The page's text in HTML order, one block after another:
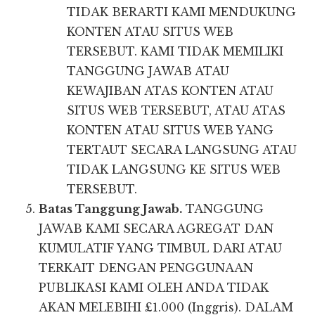
TIDAK BERARTI KAMI MENDUKUNG
KONTEN ATAU SITUS WEB
TERSEBUT. KAMI TIDAK MEMILIKI
TANGGUNG JAWAB ATAU
KEWAJIBAN ATAS KONTEN ATAU
SITUS WEB TERSEBUT, ATAU ATAS
KONTEN ATAU SITUS WEB YANG
TERTAUT SECARA LANGSUNG ATAU
TIDAK LANGSUNG KE SITUS WEB
TERSEBUT.
Batas Tanggung Jawab. TANGGUNG
JAWAB KAMI SECARA AGREGAT DAN
KUMULATIF YANG TIMBUL DARI ATAU
TERKAIT DENGAN PENGGUNAAN
PUBLIKASI KAMI OLEH ANDA TIDAK
AKAN MELEBIHI £1.000 (Inggris). DALAM